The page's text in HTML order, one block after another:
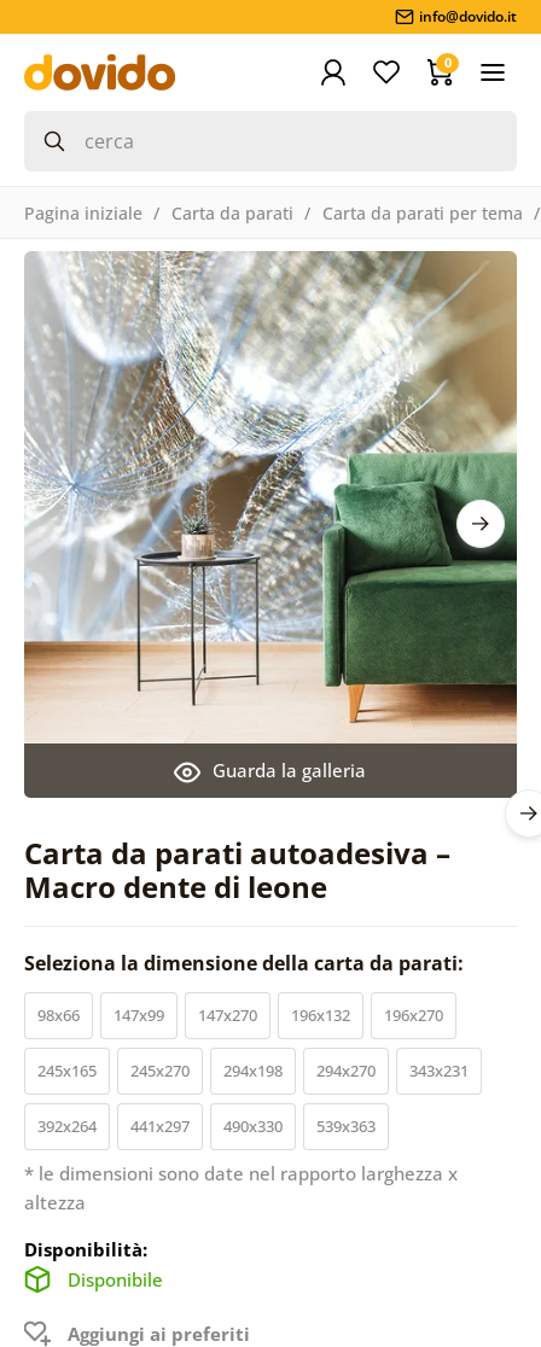
info@dovido.it
0
Pagina iniziale Carta da parati Carta da parati per tema
Carta da parati autoadesiva –
Macro dente di leone
Guarda la galleria
Seleziona la dimensione della carta da parati:
98x66 147x99 147x270 196x132 196x270
245x165 245x270 294x198 294x270 343x231
392x264 441x297 490x330 539x363
* le dimensioni sono date nel rapporto larghezza x
altezza
Disponibilità:
Disponibile
Aggiungi ai preferiti